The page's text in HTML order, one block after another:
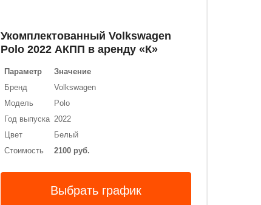
Укомплектованный Volkswagen
Polo 2022 АКПП в аренду «К»
Параметр
Значение
Бренд
Volkswagen
Модель
Polo
Год выпуска 2022
Цвет
Белый
Стоимость
2100 руб.
Выбрать график